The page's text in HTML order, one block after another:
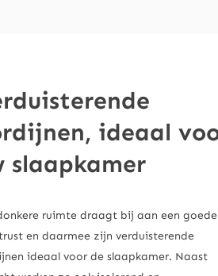
ideaal
slaapkamer
ruimte draagt bij aan een goede
en daarmee zijn verduisterende
ideaal voor de slaapkamer. Naast